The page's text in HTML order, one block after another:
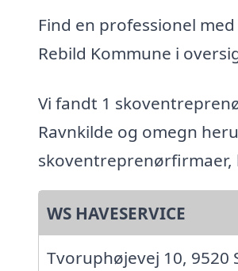
Find en professionel
Rebild Kommune i
Vi fandt 1
Ravnkilde og omegn
skoventreprenørfirmaer,
WS HAVESERVICE
Tvoruphøjevej 10, 9520